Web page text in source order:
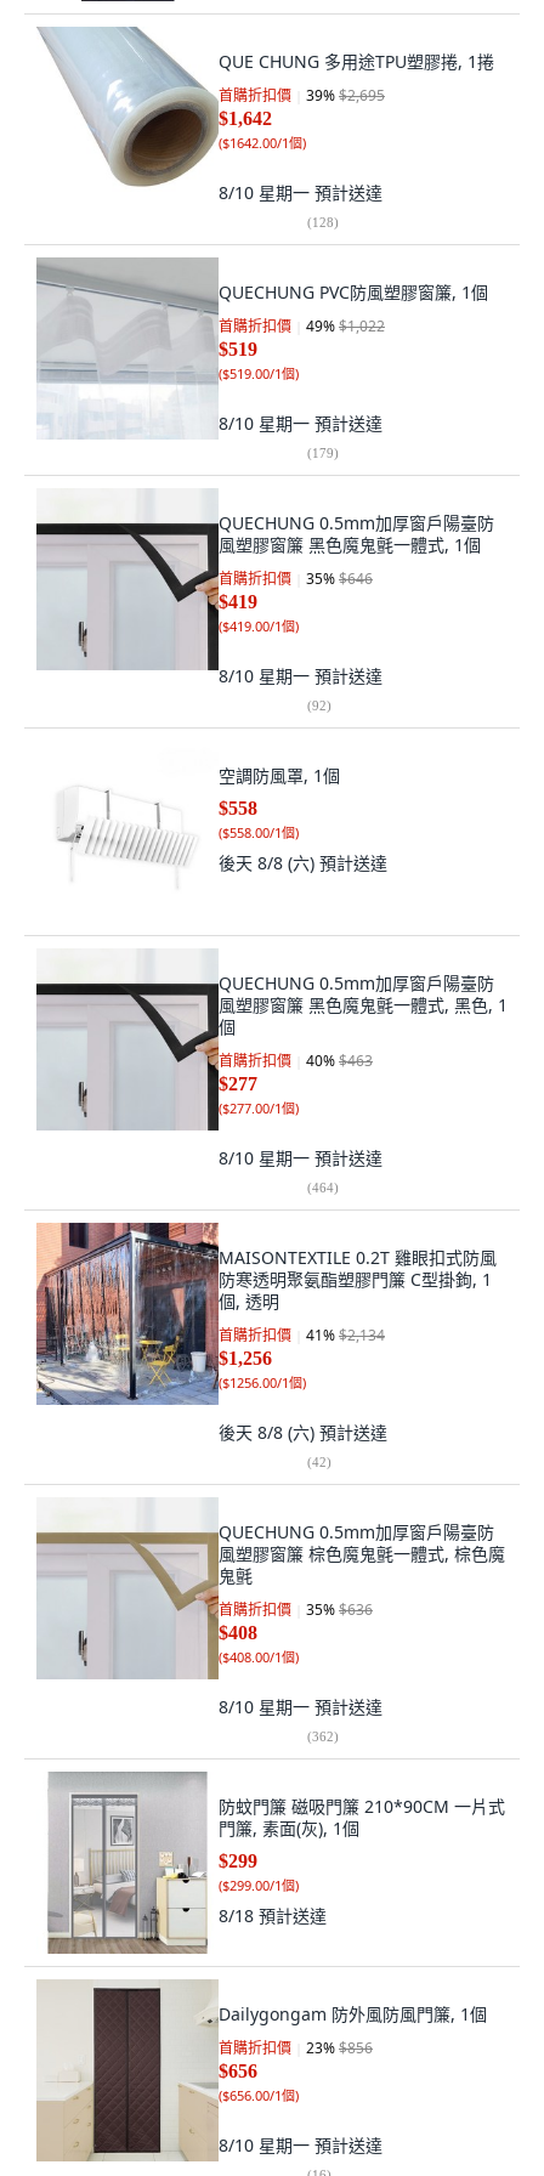
QUE CHUNG 多用途TPU塑膠捲, 1捲
首購折扣價 39%$2,695
$1,642
($1642.00/1個)
8/10 星期一 預計送達
(128)
QUECHUNG PVC防風塑膠窗簾, 1個
首購折扣價 49%$1,022
$519
($519.00/1個)
8/10 星期一 預計送達
(179)
QUECHUNG 0.5mm加厚窗戶陽臺防
風塑膠窗簾 黑色魔鬼氈一體式, 1個
首購折扣價 35%$646
$419
($419.00/1個)
8/10 星期一 預計送達
(92)
空調防風罩, 1個
$558
($558.00/1個)
後天 8/8 (六) 預計送達
QUECHUNG 0.5mm加厚窗戶陽臺防
風塑膠窗簾 黑色魔鬼氈一體式, 黑色, 1
個
首購折扣價 40%$463
$277
($277.00/1個)
8/10 星期一 預計送達
(464)
MAISONTEXTILE 0.2T 雞眼扣式防風
防寒透明聚氨酯塑膠門簾 C型掛鉤, 1
個, 透明
首購折扣價 41%$2,134
$1,256
($1256.00/1個)
後天 8/8 (六) 預計送達
(42)
QUECHUNG 0.5mm加厚窗戶陽臺防
風塑膠窗簾 棕色魔鬼氈一體式, 棕色魔
鬼氈
首購折扣價 35%$636
$408
($408.00/1個)
8/10 星期一 預計送達
(362)
防蚊門簾 磁吸門簾 210*90CM 一片式
門簾, 素面(灰), 1個
$299
($299.00/1個)
8/18 預計送達
Dailygongam 防外風防風門簾, 1個
首購折扣價 23%$856
$656
($656.00/1個)
8/10 星期一 預計送達